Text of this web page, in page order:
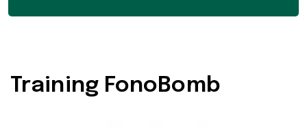
Training FonoBomb